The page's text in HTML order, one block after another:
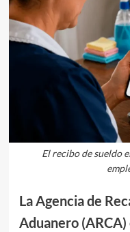
El recibo de sueldo
La Agencia de
Aduanero